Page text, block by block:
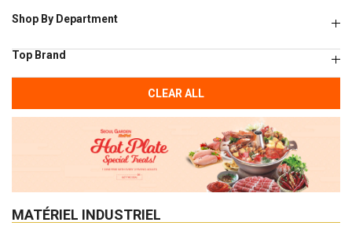
Shop By Department
Top Brand
CLEAR ALL
MATÉRIEL INDUSTRIEL